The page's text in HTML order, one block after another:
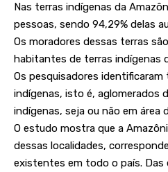
Nas terras indígenas da
pessoas, sendo 94,29% delas
Os moradores dessas terras
habitantes de terras indígenas
Os pesquisadores identificaram
indígenas, isto é, aglomerados
indígenas, seja ou não em área
O estudo mostra que a
dessas localidades,
existentes em todo o país.